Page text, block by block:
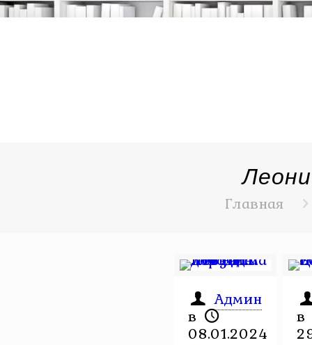
Главная
Админ
в
08.01.2024
в